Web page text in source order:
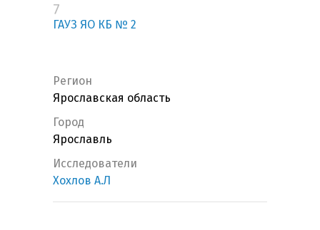
7
ГАУЗ ЯО КБ № 2
Регион
Ярославская область
Город
Ярославль
Исследователи
Хохлов А.Л